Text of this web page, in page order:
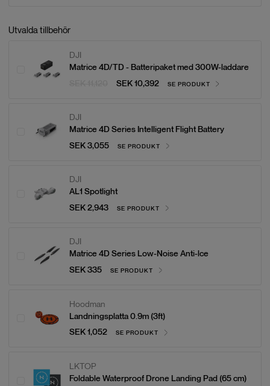
Utvalda tillbehör
DJI
Matrice 4D/TD - Batteripaket med 300W-laddare
SEK 10,392 SE PRODUKT
DJI
Matrice 4D Series Intelligent Flight Battery
SEK 3,055
SE PRODUKT
DJI
AL1 Spotlight
SEK 2,943
SE PRODUKT
DJI
Matrice 4D Series Low-Noise Anti-lce
SEK 335
SE PRODUKT
Hoodman
Landningsplatta 0.9m (3ft)
SEK 1,052
SE PRODUKT
LKTOP
Foldable Waterproof Drone Landing Pad (65 cm)